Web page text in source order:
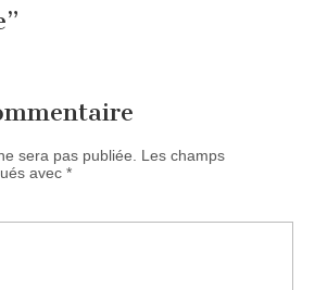
”
sera pas publiée. Les champs
avec *